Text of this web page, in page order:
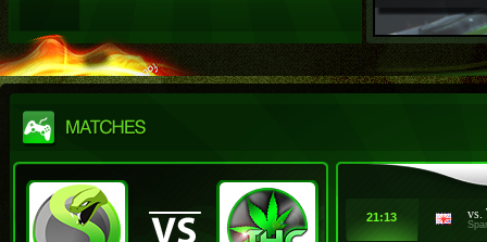
21:13 vs.